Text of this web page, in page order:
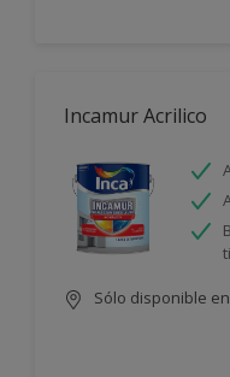
Incamur Acrilico
Sólo disponible